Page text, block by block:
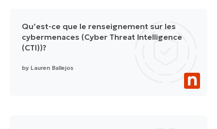
Qu’est-ce que le renseignement sur les
cybermenaces (Cyber Threat Intelligence
(CTI))?
by Lauren Ballejos